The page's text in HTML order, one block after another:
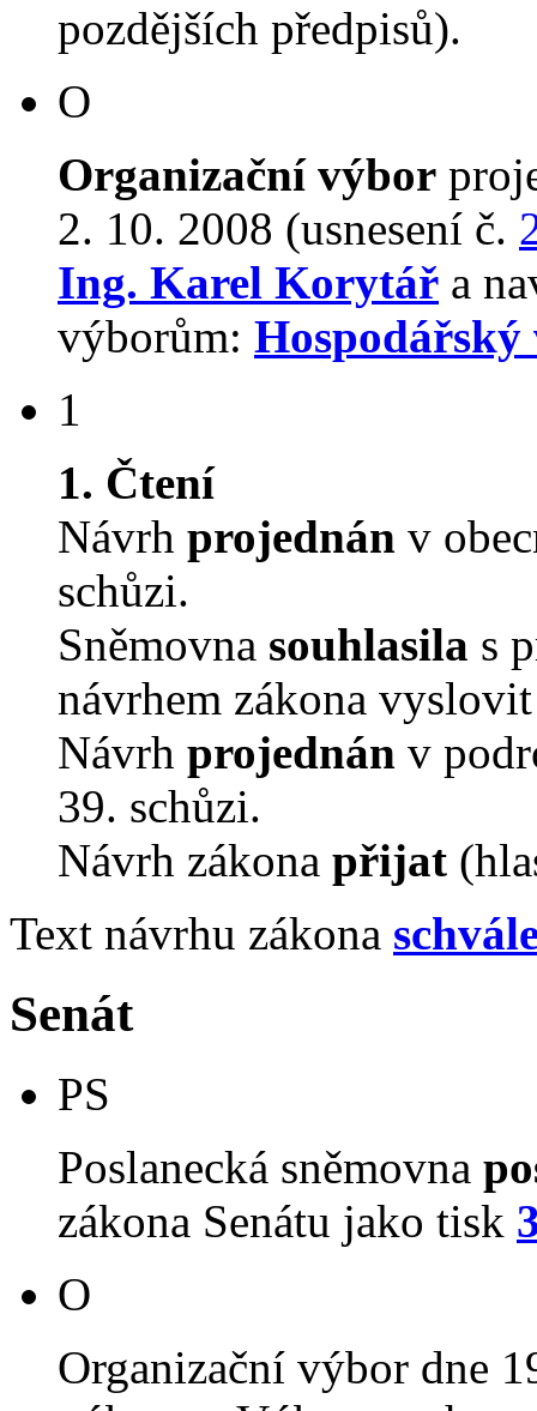
pozdějších předpisů).
O
Organizační výbor
2. 10. 2008 (usnesení č.
Ing. Karel Korytář a
výborům:
1
1. Čtení
Návrh projednán v
schůzi.
Sněmovna souhlasila s
návrhem zákona
Návrh projednán v
39. schůzi.
Návrh zákona přijat
Text návrhu zákona
Senát
PS
Poslanecká sněmovna
zákona Senátu jako tisk
O
Organizační výbor dne